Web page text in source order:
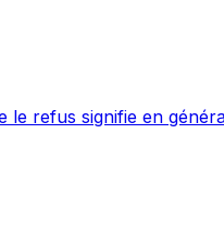
refus signifie en